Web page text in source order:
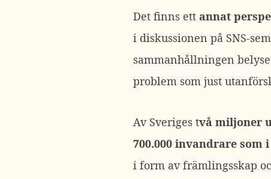
Det finns ett annat
i diskussionen på SNS-
sammanhållningen
problem som just
Av Sveriges två miljoner
700.000 invandrare
i form av främlingsskap